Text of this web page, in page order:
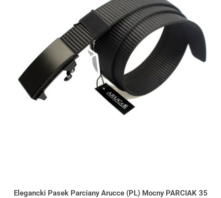
Elegancki Pasek Parciany Arucce (PL) Mocny PARCIAK 35